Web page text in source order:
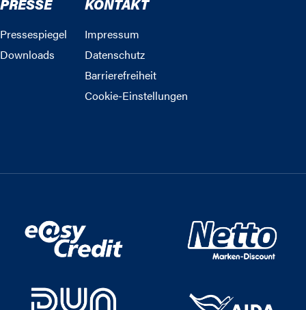
Pressespiegel
Downloads
Impressum
Datenschutz
Barrierefreiheit
Cookie-Einstellungen